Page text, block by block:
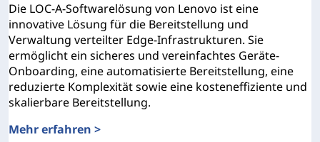
Die LOC-A-Softwarelösung von Lenovo ist eine
innovative Lösung für die Bereitstellung und
Verwaltung verteilter Edge-Infrastrukturen. Sie
ermöglicht ein sicheres und vereinfachtes Geräte-
Onboarding, eine automatisierte Bereitstellung, eine
reduzierte Komplexität sowie eine kosteneffiziente und
skalierbare Bereitstellung.
Mehr erfahren >